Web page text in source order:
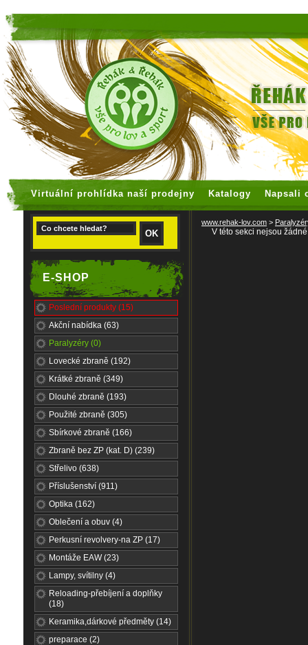
Virtuální prohlídka naší prodejny Katalogy Napsali
E-SHOP
Poslední produkty (15)
Akční nabídka (63)
Paralyzéry (0)
Lovecké zbraně (192)
Krátké zbraně (349)
Dlouhé zbraně (193)
Použité zbraně (305)
Sbírkové zbraně (166)
Zbraně bez ZP (kat. D) (239)
Střelivo (638)
Příslušenství (911)
Optika (162)
Oblečení a obuv (4)
Perkusní revolvery-na ZP (17)
Montáže EAW (23)
Lampy, svítilny (4)
Reloading-přebíjení a doplňky
(18)
Keramika,dárkové předměty (14)
preparace (2)
www.rehak-lov.com >
V této sekci nejsou